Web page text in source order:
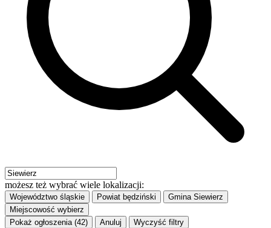
możesz też wybrać wiele lokalizacji:
Województwo śląskie Powiat będziński Gmina Siewierz
Miejscowość wybierz
Pokaż ogłoszenia (42)
Anuluj Wyczyść filtry